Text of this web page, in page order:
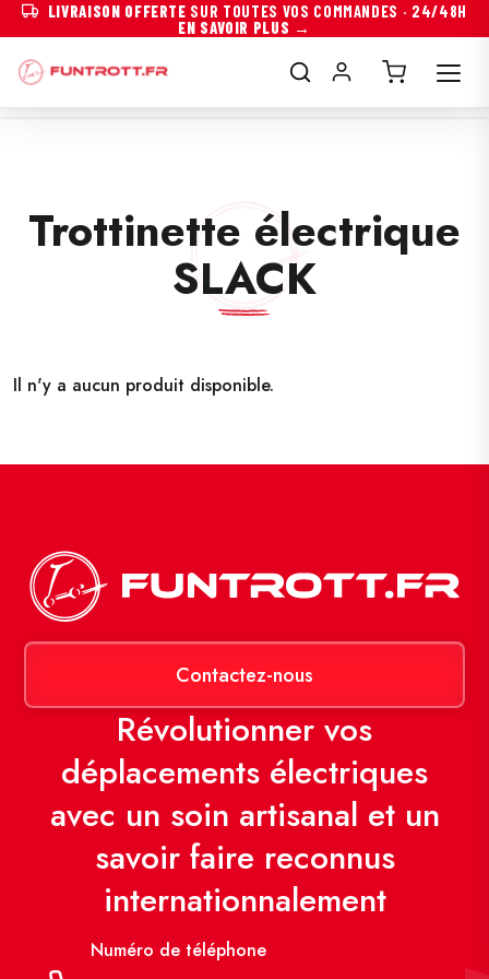
LIVRAISON OFFERTE SUR TOUTES VOS COMMANDES · 24/48H
EN SAVOIR PLUS →
Trottinette électrique
SLACK
Il n'y a aucun produit disponible.
Contactez-nous
Révolutionner vos
déplacements électriques
avec un soin artisanal et un
savoir faire reconnus
internationnalement
Numéro de téléphone